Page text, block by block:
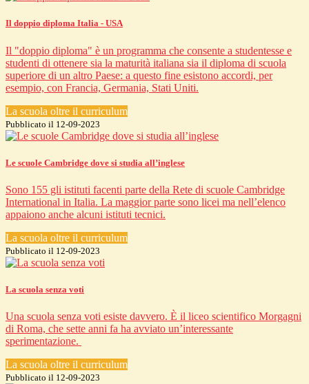
Il doppio diploma Italia - USA
Il "doppio diploma" è un programma che consente a studentesse e
studenti di ottenere sia la maturità italiana sia il diploma di scuola
superiore di un altro Paese: a questo fine esistono accordi, per
esempio, con Francia, Germania, Stati Uniti.
La scuola oltre il curriculum
Pubblicato il 12-09-2023
Le scuole Cambridge dove si studia all’inglese
Sono 155 gli istituti facenti parte della Rete di scuole Cambridge
International in Italia. La maggior parte sono licei ma nell’elenco
appaiono anche alcuni istituti tecnici.
La scuola oltre il curriculum
Pubblicato il 12-09-2023
La scuola senza voti
Una scuola senza voti esiste davvero. È il liceo scientifico Morgagni
di Roma, che sette anni fa ha avviato un’interessante
sperimentazione.
La scuola oltre il curriculum
Pubblicato il 12-09-2023